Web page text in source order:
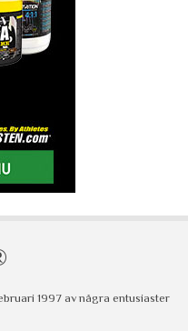
1997 av några entusiaster